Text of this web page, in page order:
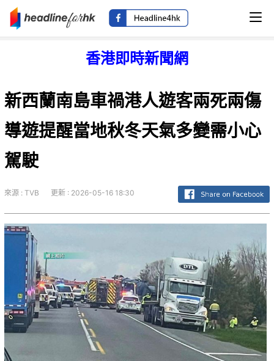
香港即時新聞網
新西蘭南島車禍港人遊客兩死兩傷
導遊提醒當地秋冬天氣多變需小心
駕駛
來源 : TVB 更新 : 2026-05-16 18:30